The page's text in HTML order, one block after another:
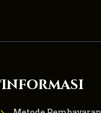
Informasi